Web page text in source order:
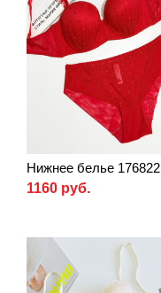
Нижнее белье 176822
1160 руб.